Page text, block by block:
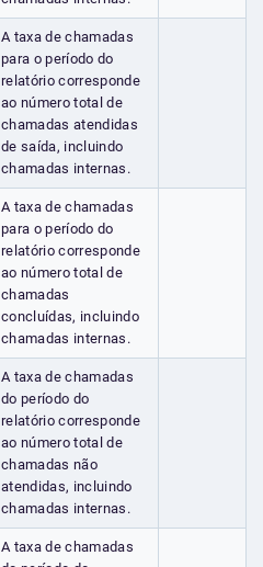
A taxa de chamadas
para o período do
relatório corresponde
ao número total de
chamadas atendidas
de saída, incluindo
chamadas internas.
A taxa de chamadas
para o período do
relatório corresponde
ao número total de
chamadas
concluídas, incluindo
chamadas internas.
A taxa de chamadas
do período do
relatório corresponde
ao número total de
chamadas não
atendidas, incluindo
chamadas internas.
A taxa de chamadas